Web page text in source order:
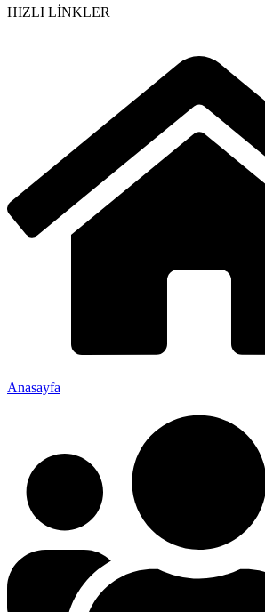
HIZLI LİNKLER
Anasayfa